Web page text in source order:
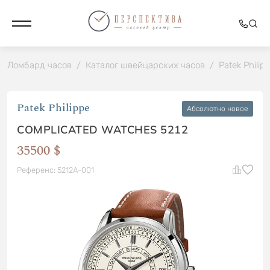
Ломбард часов / Каталог швейцарских часов / Patek
Patek Philippe Абсолютно новое
COMPLICATED WATCHES 5212
35500 $
Референс: 5212A-001